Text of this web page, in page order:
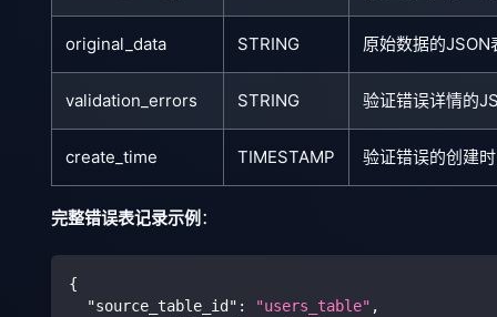
original_data STRING 原始数据的
validation_errors STRING 验证错误详情的
create_time TIMESTAMP 验证错误的创建
完整错误表记录示例 ：
{
"source_table_id" : "users_table" ,